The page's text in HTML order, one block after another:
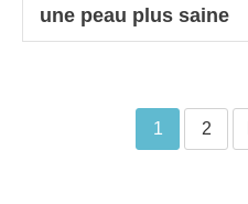
une peau plus saine
1 2